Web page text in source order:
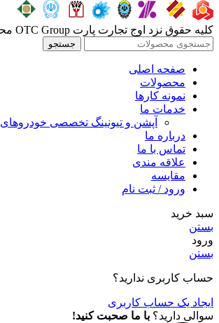
کلیه حقوق نزد اوج تجارت پارت OTC Group محفوظ است.
جستجو
صفحه اصلی
محصولات
نمونه کارها
خدمات ما
آپشن و تیونینگ تخصصی خودروهای KMC
درباره ما
تماس با ما
علاقه مندی
مقايسه
ورود / ثبت نام
سبد خرید
بستن
ورود
بستن
حساب کاربری ندارید؟
ایجاد یک حساب کاربری
سوالی دارید؟ با ما صحبت کنید!